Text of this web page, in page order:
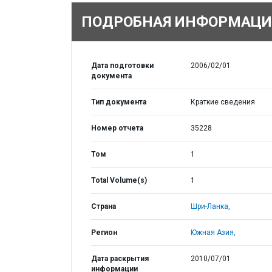
ПОДРОБНАЯ
Дата подготовки
документа
2006/02/01
Тип документа Краткие сведения
Номер отчета 35228
Том 1
Total Volume(s) 1
Страна Шри-Ланка,
Регион Южная Азия,
Дата раскрытия
информации
2010/07/01